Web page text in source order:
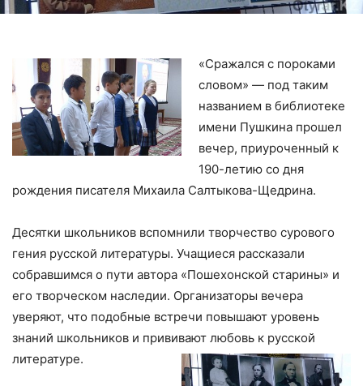
«Сражался с пороками
словом» — под таким
названием в библиотеке
имени Пушкина прошел
вечер, приуроченный к
190-летию со дня
рождения писателя Михаила Салтыкова-Щедрина.
Десятки школьников вспомнили творчество сурового
гения русской литературы. Учащиеся рассказали
собравшимся о пути автора «Пошехонской старины» и
его творческом наследии. Организаторы вечера
уверяют, что подобные встречи повышают уровень
знаний школьников и прививают любовь к русской
литературе.